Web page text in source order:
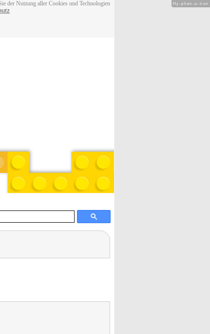
der Nutzung aller Cookies und Technologien
Hy-phen-a-tion